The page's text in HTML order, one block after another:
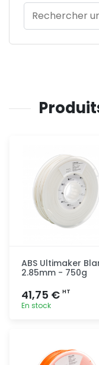
ABS Ultimaker
2.85mm - 750g
41,75 € HT
En stock